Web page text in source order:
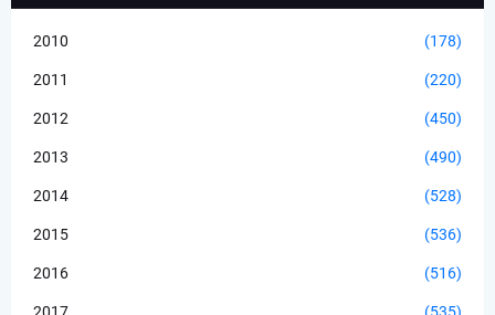
2010 (178)
2011 (220)
2012 (450)
2013 (490)
2014 (528)
2015 (536)
2016 (516)
2017 (535)